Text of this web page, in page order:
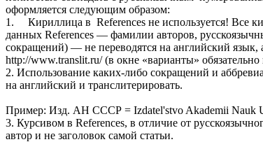
оформляется следующим образом:
1. Кириллица в References не используется! Все
данных References — фамилии авторов,
сокращений) — не переводятся на английский язык,
http://www.translit.ru/ (в окне «варианты»
2. Использование каких-либо сокращений и
на английский и транслитерировать.
Пример: Изд. АН СССР = Izdatel'stvo Akademii Nauk
3. Курсивом в References, в отличие от
автор и не заголовок самой статьи.